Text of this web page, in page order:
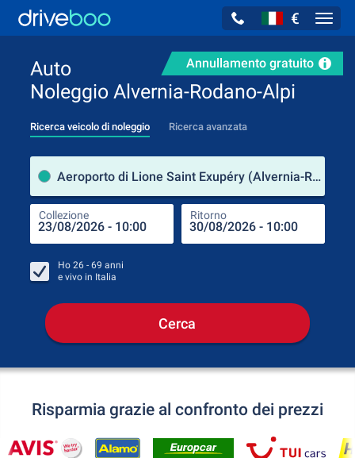
€
Annullamento gratuito
Auto
Noleggio Alvernia-Rodano-Alpi
Ricerca veicolo di noleggio Ricerca avanzata
Aeroporto di Lione Saint Exupéry (Alvernia-Rodano-Alpi / Francia)
Collezione Ritorno
Ho 26 - 69 anni
e vivo in Italia
Cerca
Risparmia grazie al confronto dei prezzi